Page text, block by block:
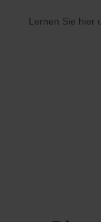
Lernen Sie hier